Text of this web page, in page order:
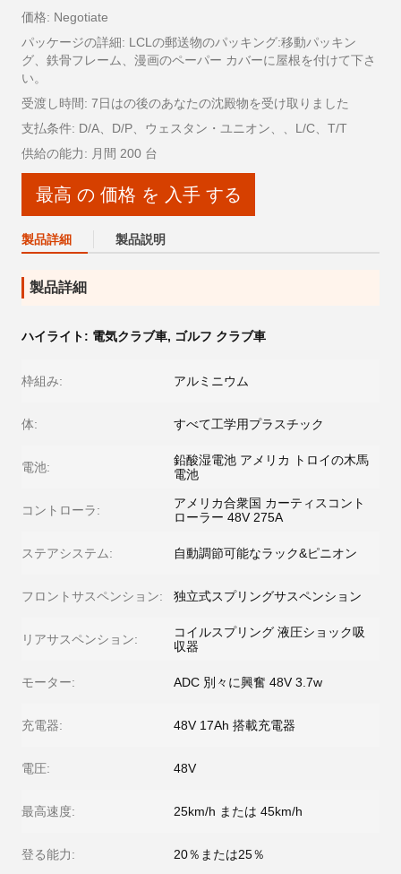
価格: Negotiate
パッケージの詳細: LCLの郵送物のパッキング:移動パッキン
グ、鉄骨フレーム、漫画のペーパー カバーに屋根を付けて下さ
い。
受渡し時間: 7日はの後のあなたの沈殿物を受け取りました
支払条件: D/A、D/P、ウェスタン・ユニオン、、L/C、T/T
供給の能力: 月間 200 台
最高 の 価格 を 入手 する
製品詳細 製品説明
製品詳細
ハイライト: 電気クラブ車, ゴルフ クラブ車
枠組み: アルミニウム
体: すべて工学用プラスチック
電池:
鉛酸湿電池 アメリカ トロイの木馬
電池
コントローラ:
アメリカ合衆国 カーティスコント
ローラー 48V 275A
ステアシステム: 自動調節可能なラック&ピニオン
フロントサスペンション: 独立式スプリングサスペンション
リアサスペンション:
コイルスプリング 液圧ショック吸
収器
モーター: ADC 別々に興奮 48V 3.7w
充電器: 48V 17Ah 搭載充電器
電圧: 48V
最高速度: 25km/h または 45km/h
登る能力: 20％または25％